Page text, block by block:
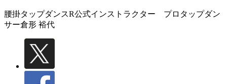
腰掛タップダンスR公式インストラクター プロタップダン
サー倉形 裕代